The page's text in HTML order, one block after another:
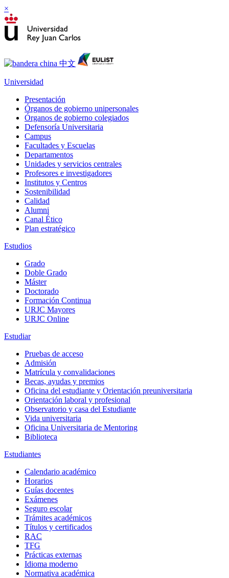
×
Universidad
Presentación
Órganos de gobierno unipersonales
Órganos de gobierno colegiados
Defensoría Universitaria
Campus
Facultades y Escuelas
Departamentos
Unidades y servicios centrales
Profesores e investigadores
Institutos y Centros
Sostenibilidad
Calidad
Alumni
Canal Ético
Plan estratégico
Estudios
Grado
Doble Grado
Máster
Doctorado
Formación Continua
URJC Mayores
URJC Online
Estudiar
Pruebas de acceso
Admisión
Matrícula y convalidaciones
Becas, ayudas y premios
Oficina del estudiante y Orientación preuniversitaria
Orientación laboral y profesional
Observatorio y casa del Estudiante
Vida universitaria
Oficina Universitaria de Mentoring
Biblioteca
Estudiantes
Calendario académico
Horarios
Guías docentes
Exámenes
Seguro escolar
Trámites académicos
Títulos y certificados
RAC
TFG
Prácticas externas
Idioma moderno
Normativa académica